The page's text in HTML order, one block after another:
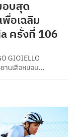
อบสุด
พื่อเฉลิม
ครั้งที่ 106
GIOIELLO
านเสือหมอบ…